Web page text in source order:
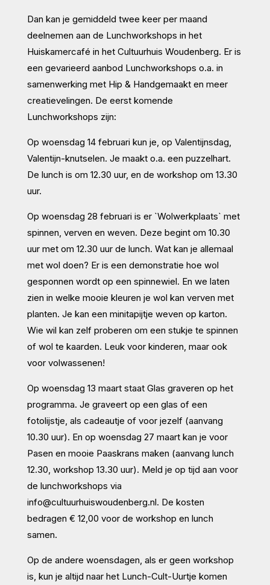
Dan kan je gemiddeld twee keer per maand
deelnemen aan de Lunchworkshops in het
Huiskamercafé in het Cultuurhuis Woudenberg. Er is
een gevarieerd aanbod Lunchworkshops o.a. in
samenwerking met Hip & Handgemaakt en meer
creatievelingen. De eerst komende
Lunchworkshops zijn:
Op woensdag 14 februari kun je, op Valentijnsdag,
Valentijn-knutselen. Je maakt o.a. een puzzelhart.
De lunch is om 12.30 uur, en de workshop om 13.30
uur.
Op woensdag 28 februari is er `Wolwerkplaats` met
spinnen, verven en weven. Deze begint om 10.30
uur met om 12.30 uur de lunch. Wat kan je allemaal
met wol doen? Er is een demonstratie hoe wol
gesponnen wordt op een spinnewiel. En we laten
zien in welke mooie kleuren je wol kan verven met
planten. Je kan een minitapijtje weven op karton.
Wie wil kan zelf proberen om een stukje te spinnen
of wol te kaarden. Leuk voor kinderen, maar ook
voor volwassenen!
Op woensdag 13 maart staat Glas graveren op het
programma. Je graveert op een glas of een
fotolijstje, als cadeautje of voor jezelf (aanvang
10.30 uur). En op woensdag 27 maart kan je voor
Pasen en mooie Paaskrans maken (aanvang lunch
12.30, workshop 13.30 uur). Meld je op tijd aan voor
de lunchworkshops via
info@cultuurhuiswoudenberg.nl. De kosten
bedragen € 12,00 voor de workshop en lunch
samen.
Op de andere woensdagen, als er geen workshop
is, kun je altijd naar het Lunch-Cult-Uurtje komen